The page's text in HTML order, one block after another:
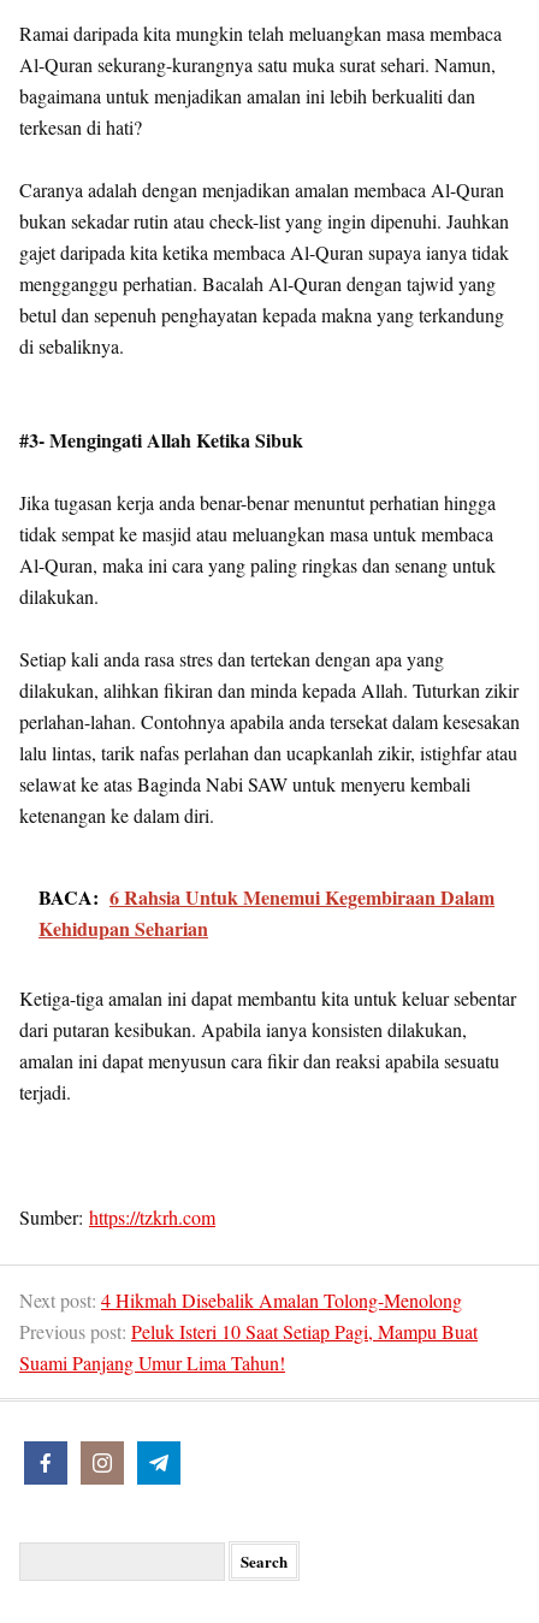
Ramai daripada kita mungkin telah meluangkan masa membaca
Al-Quran sekurang-kurangnya satu muka surat sehari. Namun,
bagaimana untuk menjadikan amalan ini lebih berkualiti dan
terkesan di hati?
Caranya adalah dengan menjadikan amalan membaca Al-Quran
bukan sekadar rutin atau check-list yang ingin dipenuhi. Jauhkan
gajet daripada kita ketika membaca Al-Quran supaya ianya tidak
mengganggu perhatian. Bacalah Al-Quran dengan tajwid yang
betul dan sepenuh penghayatan kepada makna yang terkandung
di sebaliknya.
#3- Mengingati Allah Ketika Sibuk
Jika tugasan kerja anda benar-benar menuntut perhatian hingga
tidak sempat ke masjid atau meluangkan masa untuk membaca
Al-Quran, maka ini cara yang paling ringkas dan senang untuk
dilakukan.
Setiap kali anda rasa stres dan tertekan dengan apa yang
dilakukan, alihkan fikiran dan minda kepada Allah. Tuturkan zikir
perlahan-lahan. Contohnya apabila anda tersekat dalam kesesakan
lalu lintas, tarik nafas perlahan dan ucapkanlah zikir, istighfar atau
selawat ke atas Baginda Nabi SAW untuk menyeru kembali
ketenangan ke dalam diri.
BACA: 6 Rahsia Untuk Menemui Kegembiraan Dalam
Kehidupan Seharian
Ketiga-tiga amalan ini dapat membantu kita untuk keluar sebentar
dari putaran kesibukan. Apabila ianya konsisten dilakukan,
amalan ini dapat menyusun cara fikir dan reaksi apabila sesuatu
terjadi.
Sumber: https://tzkrh.com
Next post: 4 Hikmah Disebalik Amalan Tolong-Menolong
Previous post: Peluk Isteri 10 Saat Setiap Pagi, Mampu Buat
Suami Panjang Umur Lima Tahun!